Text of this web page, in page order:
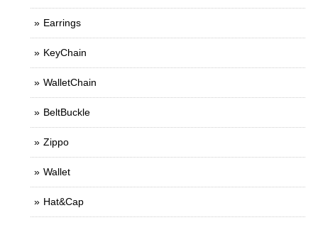
Earrings
KeyChain
WalletChain
BeltBuckle
Zippo
Wallet
Hat&Cap